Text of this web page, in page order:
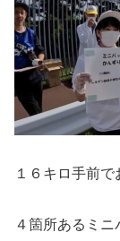
１６キロ手前で
４箇所あるミ